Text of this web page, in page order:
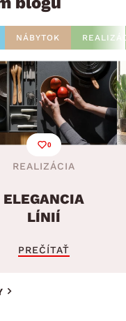
NÁBYTOK
0
REALIZÁCIA
ELEGANCIA
LÍNIÍ
PREČÍTAŤ